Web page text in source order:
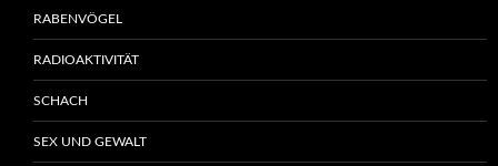
RABENVÖGEL
RADIOAKTIVITÄT
SCHACH
SEX UND GEWALT